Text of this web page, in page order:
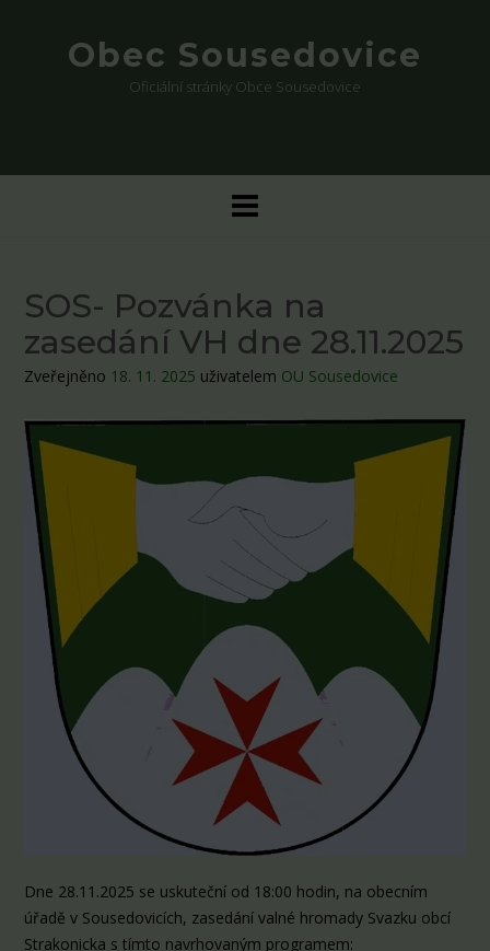
Obec Sousedovice
Oficiální stránky Obce Sousedovice
SOS- Pozvánka na
zasedání VH dne 28.11.2025
Zveřejněno 18. 11. 2025 uživatelem OU Sousedovice
Dne 28.11.2025 se uskuteční od 18:00 hodin, na obecním
úřadě v Sousedovicích, zasedání valné hromady Svazku obcí
Strakonicka s tímto navrhovaným programem: